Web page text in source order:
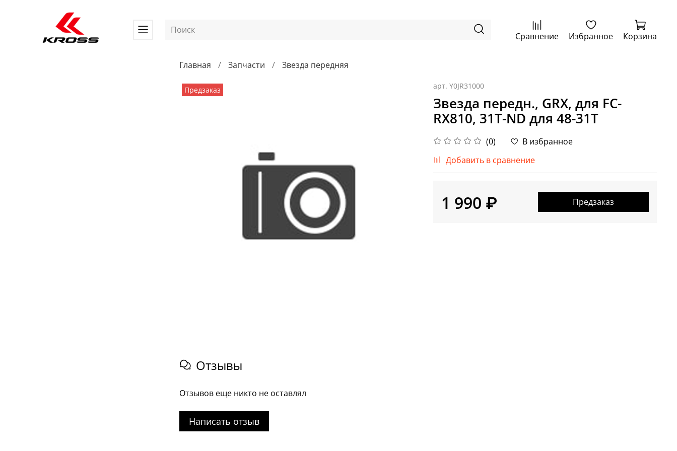
Сравнение Избранное Корзина
Главная Запчасти Звезда передняя
Предзаказ арт. Y0JR31000
Звезда передн., GRX, для FC-
RX810, 31T-ND для 48-31T
(0)
В избранное
Добавить в сравнение
1 990 ₽ Предзаказ
Отзывы
Отзывов еще никто не оставлял
Написать отзыв